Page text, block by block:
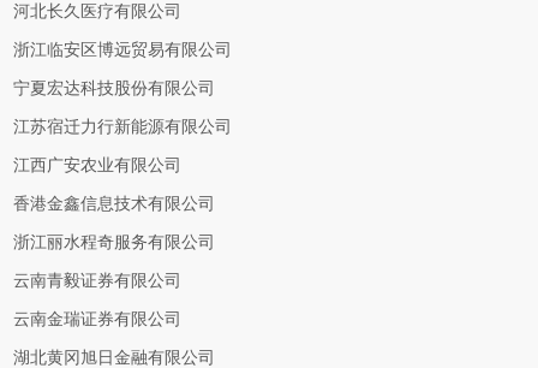
河北长久医疗有限公司
浙江临安区博远贸易有限公司
宁夏宏达科技股份有限公司
江苏宿迁力行新能源有限公司
江西广安农业有限公司
香港金鑫信息技术有限公司
浙江丽水程奇服务有限公司
云南青毅证券有限公司
云南金瑞证券有限公司
湖北黄冈旭日金融有限公司